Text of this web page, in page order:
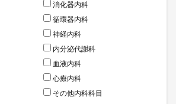
消化器内科
循環器内科
神経内科
内分泌代謝科
血液内科
心療内科
その他内科科目